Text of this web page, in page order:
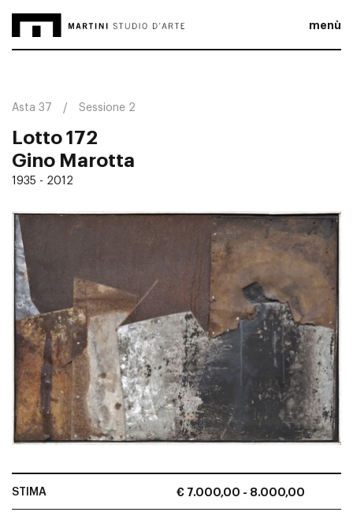
menù
Asta 37 Sessione 2
Lotto 172
Gino Marotta
1935 - 2012
STIMA € 7.000,00 - 8.000,00